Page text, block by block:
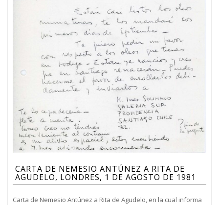
CARTA DE NEMESIO ANTÚNEZ A RITA DE
AGUDELO, LONDRES, 1 DE AGOSTO DE 1981
Carta de Nemesio Antúnez a Rita de Agudelo, en la cual informa